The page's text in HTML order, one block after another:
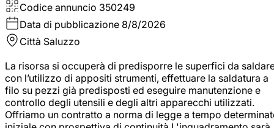
Codice annuncio 350249
Data di pubblicazione 8/8/2026
Città Saluzzo
La risorsa si occuperà di predisporre le superfici da
con l’utilizzo di appositi strumenti, effettuare la saldatura a
filo su pezzi già predisposti ed eseguire manutenzione e
controllo degli utensili e degli altri apparecchi utilizzati.
Offriamo un contratto a norma di legge a tempo